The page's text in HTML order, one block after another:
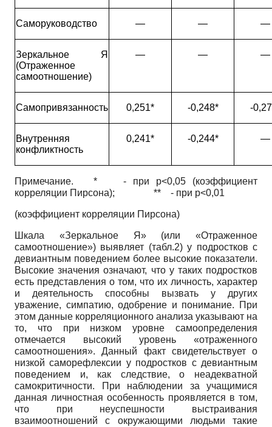
Саморуководство — — —
Зеркальное Я
(Отраженное
самоотношение)
— — —
Самопривязанность 0,251* -0,248* -
Внутренняя
конфликтность
0,241* -0,244* —
Примечание. * - при р<0,05 (коэффициент
корреляции Пирсона); ** - при р<0,01
(коэффициент корреляции Пирсона)
Шкала «Зеркальное Я» (или «Отраженное
самоотношение») выявляет (табл.2) у подростков с
девиантным поведением более высокие показатели.
Высокие значения означают, что у таких подростков
есть представления о том, что их личность, характер
и деятельность способны вызвать у других
уважение, симпатию, одобрение и понимание. При
этом данные корреляционного анализа указывают на
то, что при низком уровне самоопределения
отмечается высокий уровень «отраженного
самоотношения». Данный факт свидетельствует о
низкой саморефлексии у подростков с девиантным
поведением и, как следствие, о неадекватной
самокритичности. При наблюдении за учащимися
данная личностная особенность проявляется в том,
что при неуспешности выстраивания
взаимоотношений с окружающими людьми такие